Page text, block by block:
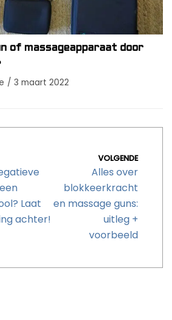
of massageapparaat door
3 maart 2022
Laat
achter!
VOLGENDE
Alles over
blokkeerkracht
en massage guns:
uitleg +
voorbeeld